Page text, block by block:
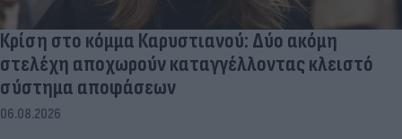
Κρίση στο κόμμα Καρυστιανού: Δύο ακόμη
στελέχη αποχωρούν καταγγέλλοντας κλειστό
σύστημα αποφάσεων
06.08.2026